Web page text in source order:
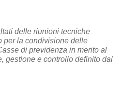
delle riunioni tecniche
per la condivisione delle
di previdenza in merito al
e controllo definito dal